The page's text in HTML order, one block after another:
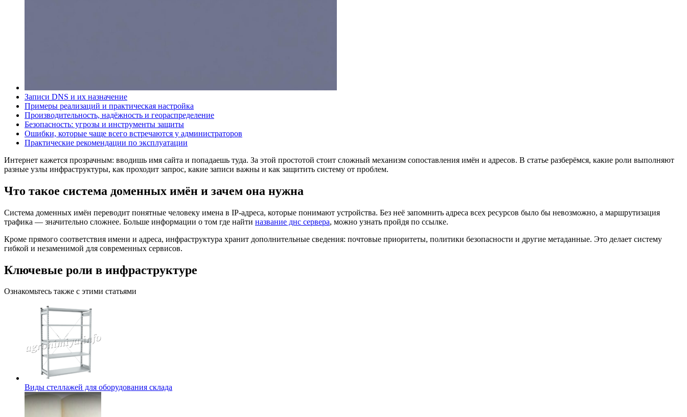
Записи DNS и их назначение
Примеры реализаций и практическая настройка
Производительность, надёжность и геораспределение
Безопасность: угрозы и инструменты защиты
Ошибки, которые чаще всего встречаются у администраторов
Практические рекомендации по эксплуатации
Интернет кажется прозрачным: вводишь имя сайта и попадаешь туда. За этой простотой стоит сложный механизм сопоставления имён и адресов. В статье разберёмся, какие роли выполняют
разные узлы инфраструктуры, как проходит запрос, какие записи важны и как защитить систему от проблем.
Что такое система доменных имён и зачем она нужна
Система доменных имён переводит понятные человеку имена в IP-адреса, которые понимают устройства. Без неё запомнить адреса всех ресурсов было бы невозможно, а маршрутизация
трафика — значительно сложнее. Больше информации о том где найти название днс сервера, можно узнать пройдя по ссылке.
Кроме прямого соответствия имени и адреса, инфраструктура хранит дополнительные сведения: почтовые приоритеты, политики безопасности и другие метаданные. Это делает систему
гибкой и незаменимой для современных сервисов.
Ключевые роли в инфраструктуре
Ознакомьтесь также с этими статьями
Виды стеллажей для оборудования склада